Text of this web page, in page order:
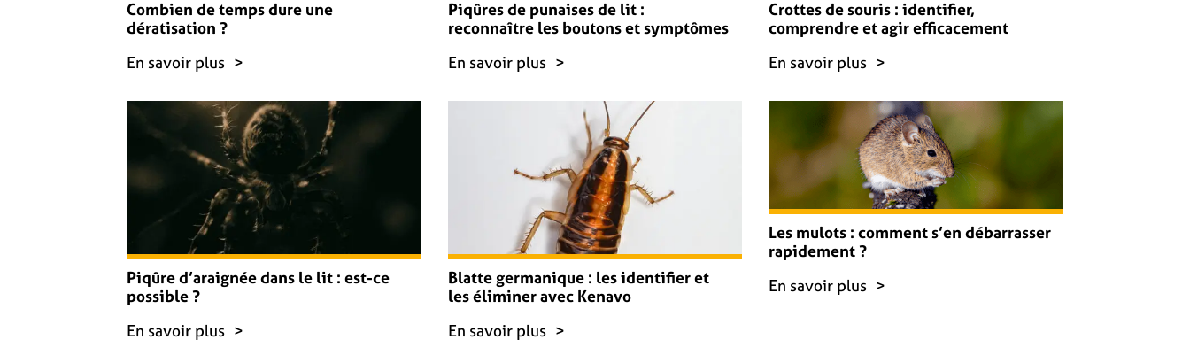
Combien de temps dure une
dératisation ?
En savoir plus
Piqûres de punaises de lit :
reconnaître les boutons et symptômes
En savoir plus
Crottes de souris : identifier,
comprendre et agir efficacement
En savoir plus
Piqûre d’araignée dans le lit : est-ce
possible ?
En savoir plus
Blatte germanique : les identifier et
les éliminer avec Kenavo
En savoir plus
Les mulots : comment s’en débarrasser
rapidement ?
En savoir plus